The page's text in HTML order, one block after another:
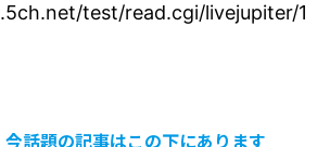
test/read.cgi/livejupiter/1
今話題の記事はこの下にあります